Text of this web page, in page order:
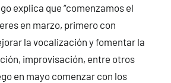
explica que “comenzamos el
en marzo, primero con
la vocalización y fomentar la
improvisación, entre otros
en mayo comenzar con los